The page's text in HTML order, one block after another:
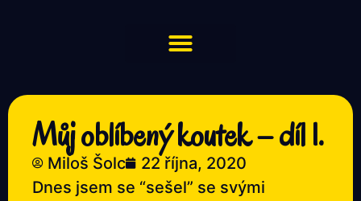
Můj oblíbený koutek – díl 1.
Miloš Šolc
22 října, 2020
Dnes jsem se “sešel” se svými